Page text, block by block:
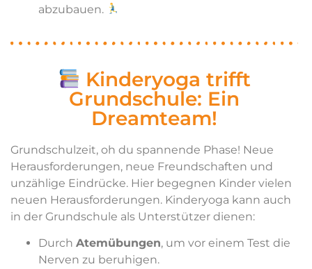
abzubauen.
Kinderyoga trifft
Grundschule: Ein
Dreamteam!
Grundschulzeit, oh du spannende Phase! Neue
Herausforderungen, neue Freundschaften und
unzählige Eindrücke. Hier begegnen Kinder vielen
neuen Herausforderungen. Kinderyoga kann auch
in der Grundschule als Unterstützer dienen:
Durch Atemübungen, um vor einem Test die
Nerven zu beruhigen.